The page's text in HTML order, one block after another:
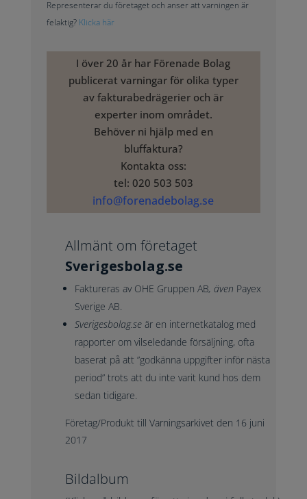
Representerar du företaget och anser att varningen är
felaktig? Klicka här
I över 20 år har Förenade Bolag
publicerat varningar för olika typer
av fakturabedrägerier och är
experter inom området.
Behöver ni hjälp med en
bluffaktura?
Kontakta oss:
tel: 020 503 503
info@forenadebolag.se
Allmänt om företaget
Sverigesbolag.se
Faktureras av OHE Gruppen AB, även Payex
Sverige AB.
Sverigesbolag.seär en internetkatalog med
rapporter om vilseledande försäljning, ofta
baserat på att ”godkänna uppgifter inför nästa
period” trots att du inte varit kund hos dem
sedan tidigare.
Företag/Produkt till Varningsarkivet den 16 juni
2017
Bildalbum